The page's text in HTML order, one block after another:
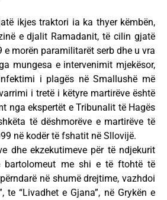
ikjes traktori ia ka thyer këmbën,
e djalit Ramadanit, të cilin gjatë
e morën paramilitarët serb dhe u vra
mungesa e intervenimit mjekësor,
i plagës në Smallushë më
i tretë i këtyre martirëve është
nga ekspertët e Tribunalit të Hagës
të dëshmorëve e martirëve të
në kodër të fshatit në Sllovijë.
dhe ekzekutimeve për të ndjekurit
bartolomeut me shi e të ftohtë të
në shumë drejtime, vazhdoi
te “Livadhet e Gjana”, në Grykën e